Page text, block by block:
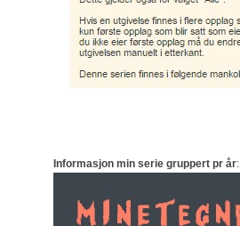
Informasjon min serie gruppert pr år: